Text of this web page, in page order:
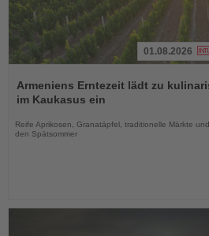
Sie
die
01.08.2026
Armeniens Erntezeit lädt zu
im Kaukasus ein
Reife Aprikosen, Granatäpfel, traditionelle Märkte
den Spätsommer